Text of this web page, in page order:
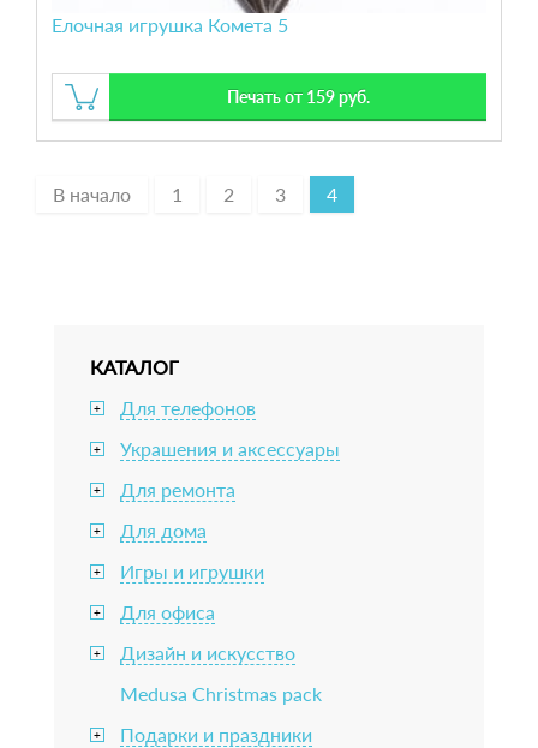
Елочная игрушка Комета 5
Печать от 159 руб.
В начало 1 2 3 4
КАТАЛОГ
+ Для телефонов
+ Украшения и аксессуары
+ Для ремонта
+ Для дома
+ Игры и игрушки
+ Для офиса
+
Дизайн и искусство
Medusa Christmas pack
+
Подарки и праздники